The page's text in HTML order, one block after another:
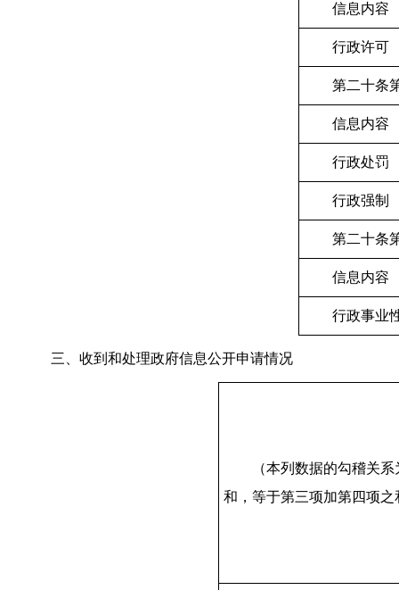
信息内容
行政许可
第二十条
信息内容
行政处罚
行政强制
第二十条
信息内容
行政事业
三、收到和处理政府信息公开申请情况
（本列数据的勾稽关
和，等于第三项加第四项之